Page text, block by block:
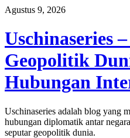
Skip
content
Agustus 9, 2026
Uschinaseries
Geopolitik
Hubungan
Uschinaseries adalah blog yang
hubungan diplomatik antar
seputar geopolitik dunia.